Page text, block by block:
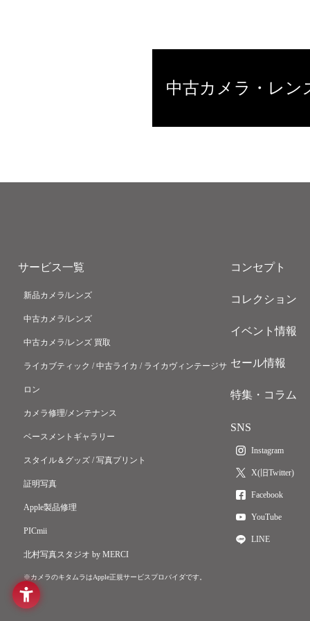
中古カメラ・レン
サービス一覧
新品カメラ/レンズ
中古カメラ/レンズ
中古カメラ/レンズ 買取
ライカブティック / 中古ライカ / ライカヴィンテージサ
ロン
カメラ修理/メンテナンス
ベースメントギャラリー
スタイル＆グッズ / 写真プリント
証明写真
Apple製品修理
PICmii
北村写真スタジオ by MERCI
※カメラのキタムラはApple正規サービスプロバイダです。
コンセプト
コレクション
イベント情報
セール情報
特集・コラム
SNS
Instagram
X(旧Twitter)
Facebook
YouTube
LINE